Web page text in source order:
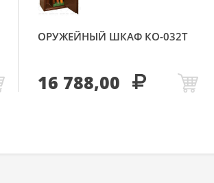
ОРУЖЕЙНЫЙ ШКАФ КО-032Т
16 788,00